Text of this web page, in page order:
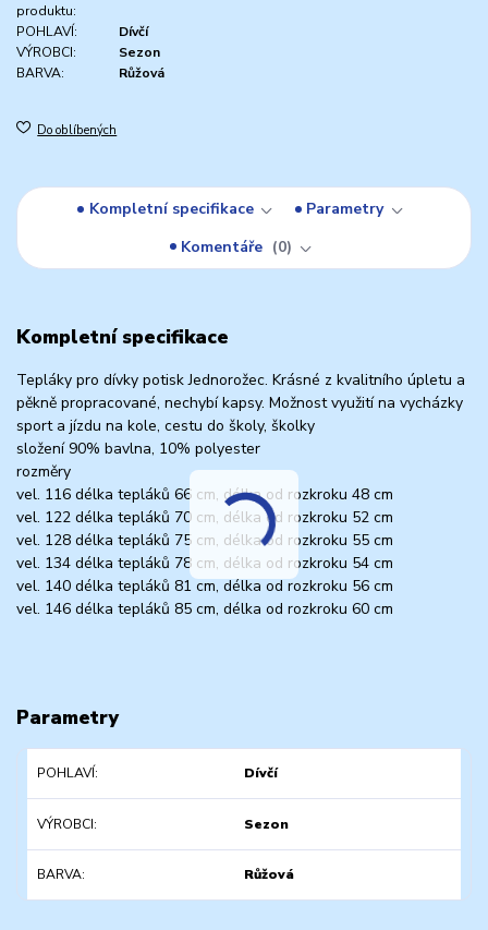
produktu:
POHLAVÍ:
Dívčí
VÝROBCI:
Sezon
BARVA:
Růžová
Do oblíbených
Kompletní specifikace
Parametry
Komentáře
0
Kompletní specifikace
Tepláky pro dívky potisk Jednorožec. Krásné z kvalitního úpletu a
pěkně propracované, nechybí kapsy. Možnost využití na vycházky
sport a jízdu na kole, cestu do školy, školky
složení 90% bavlna, 10% polyester
rozměry
vel. 116 délka tepláků 66 cm, délka od rozkroku 48 cm
vel. 122 délka tepláků 70 cm, délka od rozkroku 52 cm
vel. 128 délka tepláků 75 cm, délka od rozkroku 55 cm
vel. 134 délka tepláků 78 cm, délka od rozkroku 54 cm
vel. 140 délka tepláků 81 cm, délka od rozkroku 56 cm
vel. 146 délka tepláků 85 cm, délka od rozkroku 60 cm
Parametry
POHLAVÍ Dívčí
VÝROBCI Sezon
BARVA Růžová